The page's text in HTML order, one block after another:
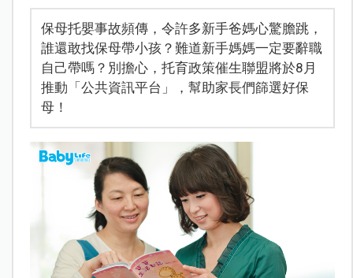
保母托嬰事故頻傳，令許多新手爸媽心驚膽跳，
誰還敢找保母帶小孩？難道新手媽媽一定要辭職
自己帶嗎？別擔心，托育政策催生聯盟將於8月
推動「公共資訊平台」，幫助家長們篩選好保
母！